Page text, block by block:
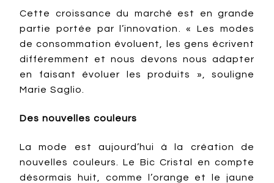
Cette croissance du marché est en grande
partie portée par l’innovation. « Les modes
de consommation évoluent, les gens écrivent
différemment et nous devons nous adapter
en faisant évoluer les produits », souligne
Marie Saglio.
Des nouvelles couleurs
La mode est aujourd’hui à la création de
nouvelles couleurs. Le Bic Cristal en compte
désormais huit, comme l’orange et le jaune